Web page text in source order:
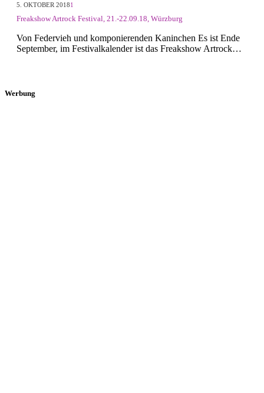
5. OKTOBER 20181
Freakshow Artrock Festival, 21.-22.09.18, Würzburg
Von Federvieh und komponierenden Kaninchen Es ist Ende
September, im Festivalkalender ist das Freakshow Artrock…
Werbung